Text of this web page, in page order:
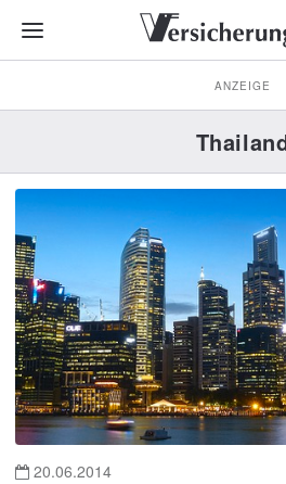
ANZEIGE
20.06.2014